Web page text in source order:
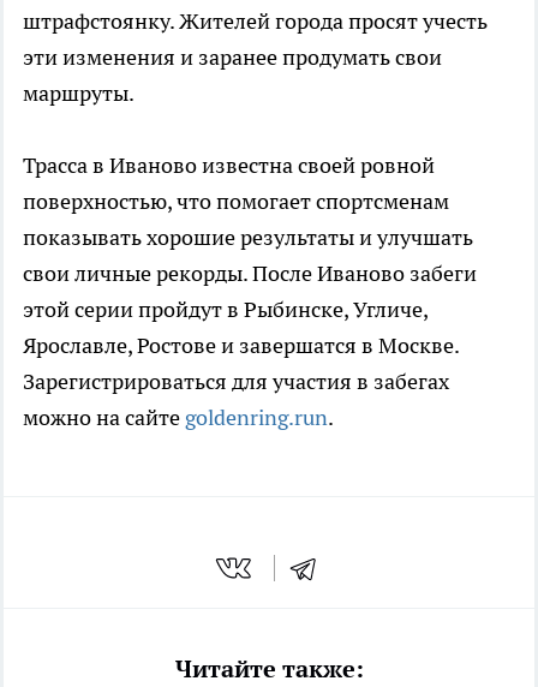
штрафстоянку. Жителей города просят учесть
эти изменения и заранее продумать свои
маршруты.
Трасса в Иваново известна своей ровной
поверхностью, что помогает спортсменам
показывать хорошие результаты и улучшать
свои личные рекорды. После Иваново забеги
этой серии пройдут в Рыбинске, Угличе,
Ярославле, Ростове и завершатся в Москве.
Зарегистрироваться для участия в забегах
можно на сайте goldenring.run.
Читайте также: